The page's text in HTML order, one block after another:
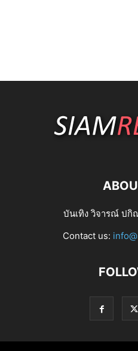
บันเทิง วิจารณ์ ป
Contact us: